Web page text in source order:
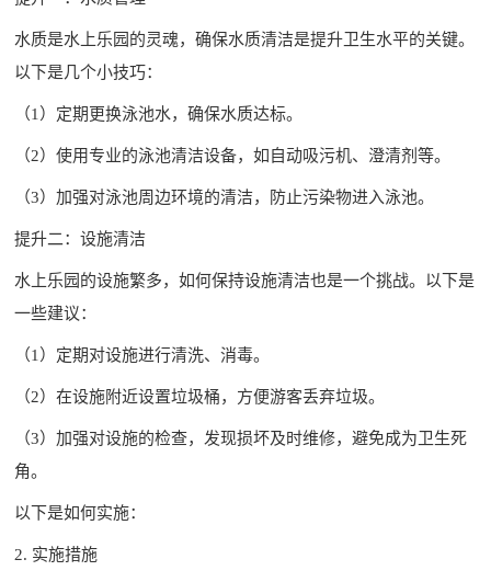
水质是水上乐园的灵魂，确保水质清洁是提升卫生水平的关键。
以下是几个小技巧：
（1）定期更换泳池水，确保水质达标。
（2）使用专业的泳池清洁设备，如自动吸污机、澄清剂等。
（3）加强对泳池周边环境的清洁，防止污染物进入泳池。
提升二：设施清洁
水上乐园的设施繁多，如何保持设施清洁也是一个挑战。以下是
一些建议：
（1）定期对设施进行清洗、消毒。
（2）在设施附近设置垃圾桶，方便游客丢弃垃圾。
（3）加强对设施的检查，发现损坏及时维修，避免成为卫生死
角。
以下是如何实施：
2. 实施措施